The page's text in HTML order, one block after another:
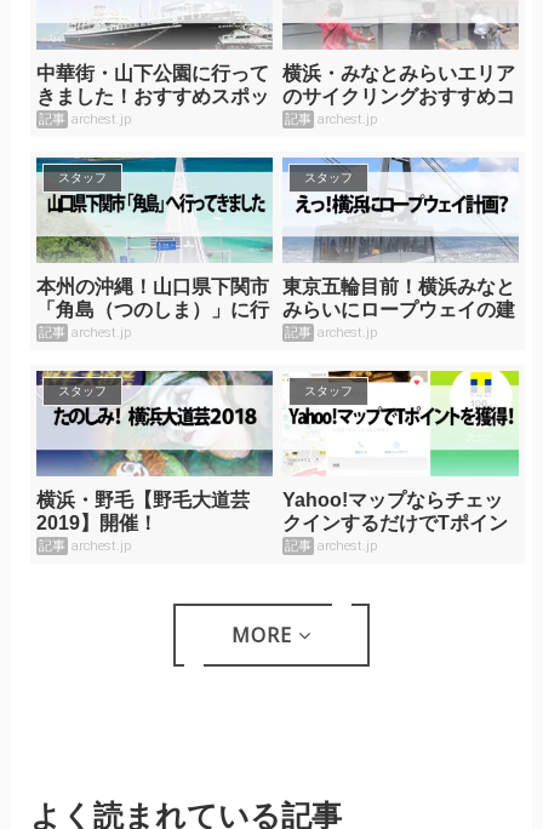
中華街・山下公園に行って
きました！おすすめスポッ
トをご紹介♪
記事 archest.jp
横浜・みなとみらいエリア
のサイクリングおすすめコ
ース
記事 archest.jp
スタッフ
本州の沖縄！山口県下関市
「角島（つのしま）」に行
ってきました！
記事 archest.jp
スタッフ
東京五輪目前！横浜みなと
みらいにロープウェイの建
設計画！？
記事 archest.jp
スタッフ
横浜・野毛【野毛大道芸
2019】開催！
記事 archest.jp
スタッフ
Yahoo!マップならチェッ
クインするだけでTポイン
トを獲得？
記事 archest.jp
MORE
よく読まれている記事